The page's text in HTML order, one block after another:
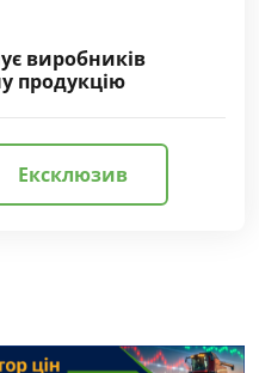
виробників
продукцію
Ексклюзив